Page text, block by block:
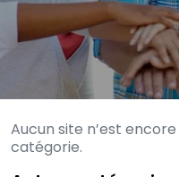
Aucun site n’est
catégorie.